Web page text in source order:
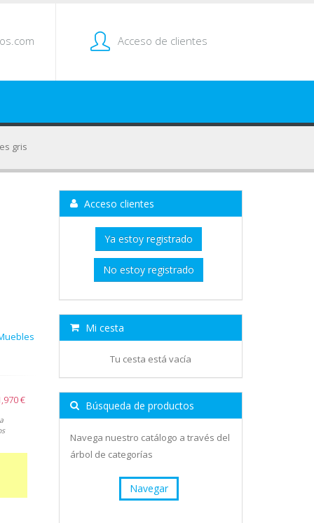
Acceso de clientes
gris
€
Acceso clientes
Ya estoy registrado
No estoy registrado
Mi cesta
Tu cesta está vacía
Búsqueda de productos
Navega nuestro catálogo a través del
árbol de categorías
Navegar